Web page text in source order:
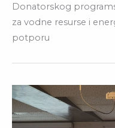
Donatorskog
za vodne resurse i
potporu